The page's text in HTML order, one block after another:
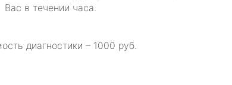
Вас в течении часа.
диагностики – 1000 руб.